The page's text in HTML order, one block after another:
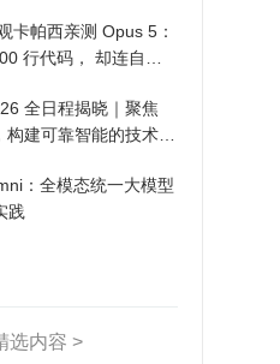
卡帕西亲测 Opus 5：
行代码， 却连自己
全日程揭晓｜聚焦
建可靠智能的技术路
：全模态统一大模型
践
选内容 >